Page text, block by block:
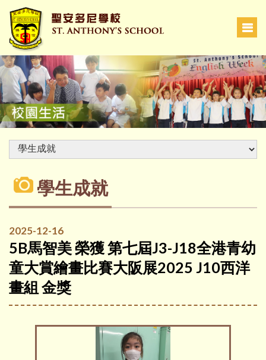
學生成就
2025-12-16
5B馬智美 榮獲 第七屆J3-J18全港青幼
童大賞繪畫比賽大阪展2025 J10西洋
畫組 金獎